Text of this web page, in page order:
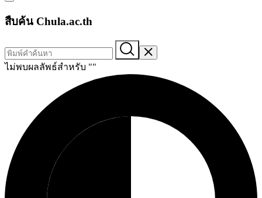
สืบค้น Chula.ac.th
ไม่พบผลลัพธ์สำหรับ ""